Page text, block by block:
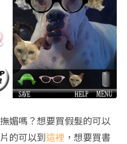
媚嗎？想要買假髮的可以
的可以到這裡 ，想要買書